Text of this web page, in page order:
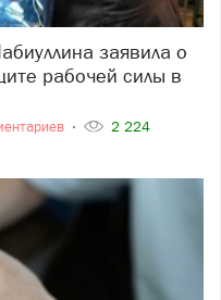
рабочей силы в
2 224